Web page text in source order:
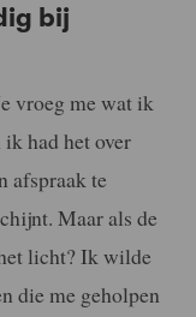
bij
vroeg me wat ik
had het over
afspraak te
Maar als de
licht? Ik wilde
die me geholpen